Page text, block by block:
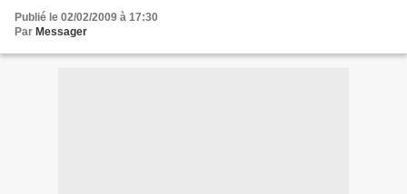
Publié le 02/02/2009 à 17:30
Par Messager